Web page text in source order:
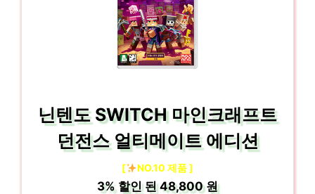
닌텐도 SWITCH 마인크래프트
던전스 얼티메이트 에디션
[ NO.10 제품 ]
3%할인 된48,800 원